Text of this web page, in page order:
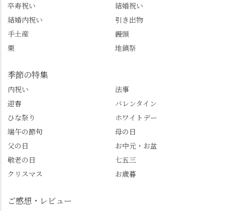
京市観光協会
@nagaokakyo_tourism ふ
@furufuru_nagaokakyo
物価の値上がりが激し
西山、ほんまにええと
こです。次はあなたを
🚕✨ #京都西山旅感 #京
都西山 #おもてなしタク
こごろ #勝持寺 #正法寺
#善峯寺 #あじさい #あ
じさい供養 #遊龍の松 #
清竹 #なかの邸 #小倉山
荘 #京都観光 #西京区 #
大原野
卒寿祝い
結婚祝い
結婚内祝い
引き出物
手土産
饅頭
栗
地鎮祭
季節の特集
内祝い
法事
迎春
バレンタイン
ひな祭り
ホワイトデー
端午の節句
母の日
父の日
お中元・お盆
敬老の日
七五三
クリスマス
お歳暮
ご感想・レビュー